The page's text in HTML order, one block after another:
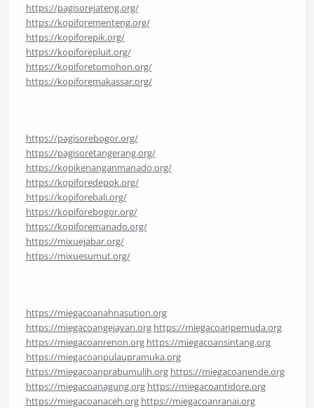
https://pagisorejateng.org/
https://kopiforementeng.org/
https://kopiforepik.org/
https://kopiforepluit.org/
https://kopiforetomohon.org/
https://kopiforemakassar.org/
https://pagisorebogor.org/
https://pagisoretangerang.org/
https://kopikenanganmanado.org/
https://kopiforedepok.org/
https://kopiforebali.org/
https://kopiforebogor.org/
https://kopiforemanado.org/
https://mixuejabar.org/
https://mixuesumut.org/
https://miegacoanahnasution.org
https://miegacoangejayan.org https://miegacoanpemuda.org
https://miegacoanrenon.org https://miegacoansintang.org
https://miegacoanpulaupramuka.org
https://miegacoanprabumulih.org https://miegacoanende.org
https://miegacoanagung.org https://miegacoantidore.org
https://miegacoanaceh.org https://miegacoanranai.org